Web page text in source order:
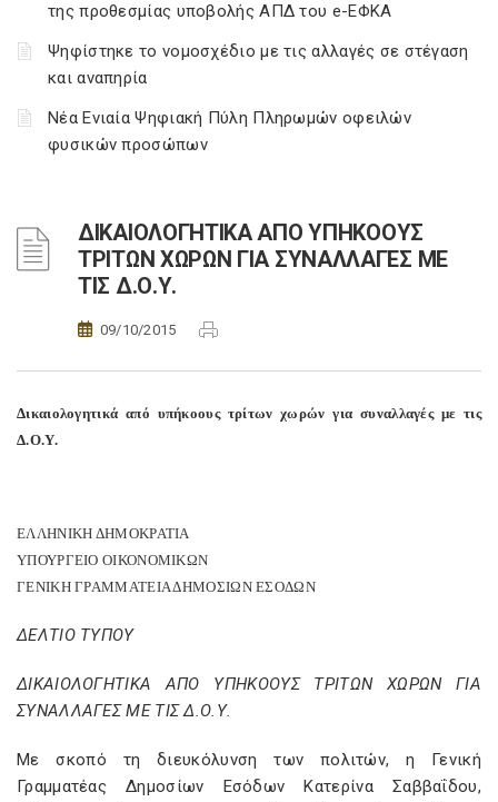
της προθεσμίας υποβολής ΑΠΔ του e-ΕΦΚΑ
Ψηφίστηκε το νομοσχέδιο με τις αλλαγές σε στέγαση
και αναπηρία
Νέα Ενιαία Ψηφιακή Πύλη Πληρωμών οφειλών
φυσικών προσώπων
ΔΙΚΑΙΟΛΟΓΗΤΙΚΑ ΑΠΟ ΥΠΗΚΟΟΥΣ
ΤΡΙΤΩΝ ΧΩΡΩΝ ΓΙΑ ΣΥΝΑΛΛΑΓΕΣ ΜΕ
ΤΙΣ Δ.Ο.Υ.
09/10/2015
Δικαιολογητικά από υπήκοους τρίτων χωρών για συναλλαγές με τις
Δ.Ο.Υ.
ΕΛΛΗΝΙΚΗ ΔΗΜΟΚΡΑΤΙΑ
ΥΠΟΥΡΓΕΙΟ ΟΙΚΟΝΟΜΙΚΩΝ
ΓΕΝΙΚΗ ΓΡΑΜΜΑΤΕΙΑ ΔΗΜΟΣΙΩΝ ΕΣΟΔΩΝ
ΔΕΛΤΙΟ ΤΥΠΟΥ
ΔΙΚΑΙΟΛΟΓΗΤΙΚΑ ΑΠΟ ΥΠΗΚΟΟΥΣ ΤΡΙΤΩΝ ΧΩΡΩΝ ΓΙΑ
ΣΥΝΑΛΛΑΓΕΣ ΜΕ ΤΙΣ Δ.Ο.Υ.
Με σκοπό τη διευκόλυνση των πολιτών, η Γενική
Γραμματέας Δημοσίων Εσόδων Κατερίνα Σαββαΐδου,